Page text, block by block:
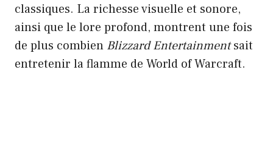
classiques. La richesse visuelle et sonore,
ainsi que le lore profond, montrent une fois
de plus combien Blizzard Entertainmentsait
entretenir la flamme de World of Warcraft.